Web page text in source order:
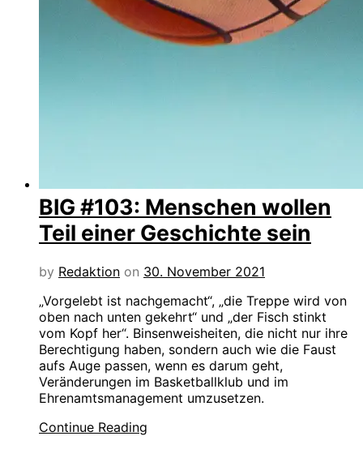
BIG #103: Menschen wollen
Teil einer Geschichte sein
by Redaktion on 30. November 2021
„Vorgelebt ist nachgemacht“, „die Treppe wird von
oben nach unten gekehrt“ und „der Fisch stinkt
vom Kopf her“. Binsenweisheiten, die nicht nur ihre
Berechtigung haben, sondern auch wie die Faust
aufs Auge passen, wenn es darum geht,
Veränderungen im Basketballklub und im
Ehrenamtsmanagement umzusetzen.
Continue Reading